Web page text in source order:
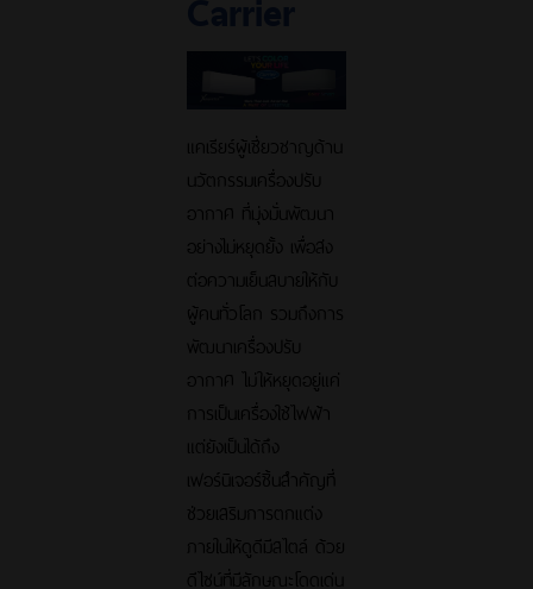
แคเรียร์ผู้เชี่ยวชาญด้าน
นวัตกรรมเครื่องปรับ
อากาศ ที่มุ่งมั่นพัฒนา
อย่างไม่หยุดยั้ง เพื่อส่ง
ต่อความเย็นสบายให้กับ
ผู้คนทั่วโลก รวมถึงการ
พัฒนาเครื่องปรับ
อากาศ ไม่ให้หยุดอยู่แค่
การเป็นเครื่องใช้ไฟฟ้า
แต่ยังเป็นได้ถึง
เฟอร์นิเจอร์ชิ้นสำคัญที่
ช่วยเสริมการตกแต่ง
ภายในให้ดูดีมีสไตล์ ด้วย
ดีไซน์ที่มีลักษณะโดดเด่น